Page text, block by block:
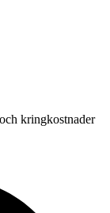
kringkostnader